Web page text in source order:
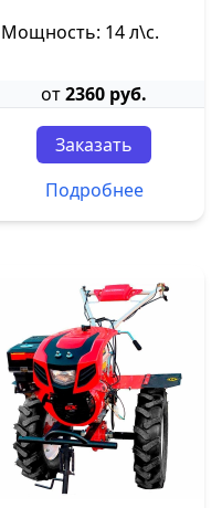
Мощность: 14 л\с.
от2360 руб.
Заказать
Подробнее